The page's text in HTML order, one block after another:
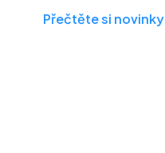
Přečtěte si novinky